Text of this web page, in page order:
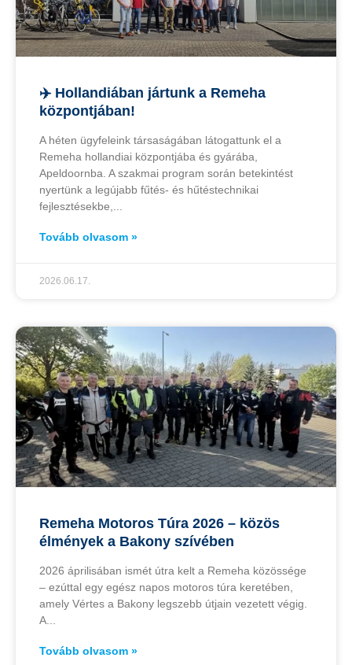
✈️ Hollandiában jártunk a Remeha
központjában!
A héten ügyfeleink társaságában látogattunk el a
Remeha hollandiai központjába és gyárába,
Apeldoornba. A szakmai program során betekintést
nyertünk a legújabb fűtés- és hűtéstechnikai
fejlesztésekbe,
Tovább olvasom »
2026.06.17.
Remeha Motoros Túra 2026 – közös
élmények a Bakony szívében
2026 áprilisában ismét útra kelt a Remeha közössége
– ezúttal egy egész napos motoros túra keretében,
amely Vértes a Bakony legszebb útjain vezetett végig.
A
Tovább olvasom »